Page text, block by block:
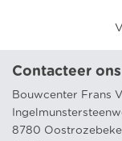
Contacteer ons
Bouwcenter Frans
8780 Oostrozebeke